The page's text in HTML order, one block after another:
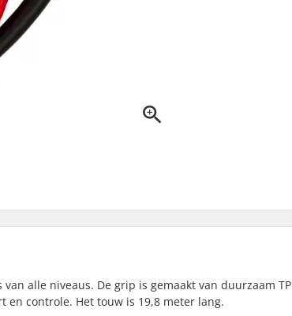
alle niveaus. De grip is gemaakt van duurzaam
en controle. Het touw is 19,8 meter lang.